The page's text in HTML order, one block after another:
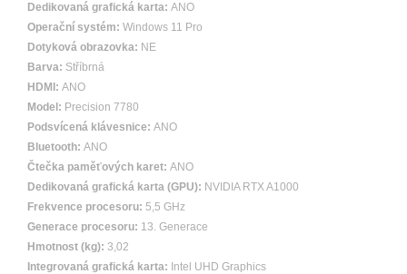
Dedikovaná grafická karta: ANO
Operační systém: Windows 11 Pro
Dotyková obrazovka: NE
Barva: Stříbrná
HDMI: ANO
Model: Precision 7780
Podsvícená klávesnice: ANO
Bluetooth: ANO
Čtečka paměťových karet: ANO
Dedikovaná grafická karta (GPU): NVIDIA RTX A1000
Frekvence procesoru: 5,5 GHz
Generace procesoru: 13. Generace
Hmotnost (kg): 3,02
Integrovaná grafická karta: Intel UHD Graphics